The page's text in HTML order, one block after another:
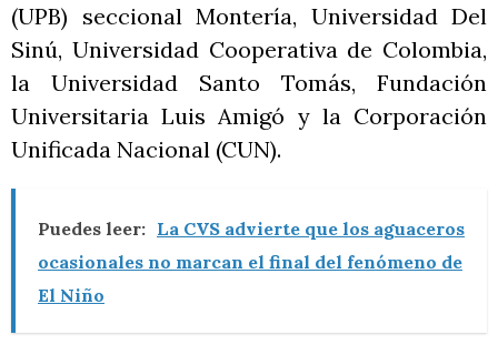
(UPB) seccional Montería, Universidad Del
Sinú, Universidad Cooperativa de Colombia,
la Universidad Santo Tomás, Fundación
Universitaria Luis Amigó y la Corporación
Unificada Nacional (CUN).
Puedes leer: La CVS advierte que los aguaceros
ocasionales no marcan el final del fenómeno de
El Niño